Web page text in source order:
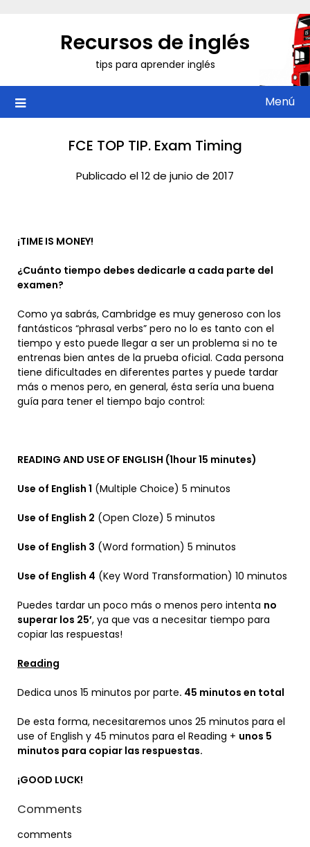
Recursos de inglés
tips para aprender inglés
Menú
FCE TOP TIP. Exam Timing
Publicado el 12 de junio de 2017
¡TIME IS MONEY!
¿Cuánto tiempo debes dedicarle a cada parte del
examen?
Como ya sabrás, Cambridge es muy generoso con los
fantásticos “phrasal verbs” pero no lo es tanto con el
tiempo y esto puede llegar a ser un problema si no te
entrenas bien antes de la prueba oficial. Cada persona
tiene dificultades en diferentes partes y puede tardar
más o menos pero, en general, ésta sería una buena
guía para tener el tiempo bajo control:
READING AND USE OF ENGLISH (1hour 15 minutes)
Use of English 1 (Multiple Choice) 5 minutos
Use of English 2 (Open Cloze) 5 minutos
Use of English 3 (Word formation) 5 minutos
Use of English 4 (Key Word Transformation) 10 minutos
Puedes tardar un poco más o menos pero intenta no
superar los 25’, ya que vas a necesitar tiempo para
copiar las respuestas!
Reading
Dedica unos 15 minutos por parte. 45 minutos en total
De esta forma, necesitaremos unos 25 minutos para el
use of English y 45 minutos para el Reading + unos 5
minutos para copiar las respuestas.
¡GOOD LUCK!
Comments
comments